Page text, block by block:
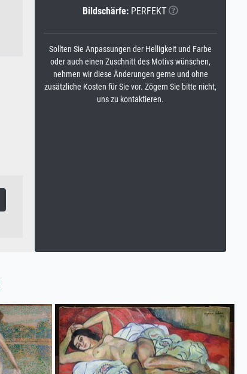
Bildschärfe: PERFEKT
Sollten Sie Anpassungen der Helligkeit und Farbe
oder auch einen Zuschnitt des Motivs wünschen,
nehmen wir diese Änderungen gerne und ohne
zusätzliche Kosten für Sie vor. Zögern Sie bitte nicht,
uns zu kontaktieren.